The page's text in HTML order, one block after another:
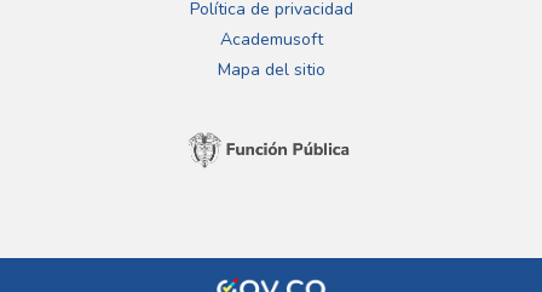
Política de privacidad
Academusoft
Mapa del sitio